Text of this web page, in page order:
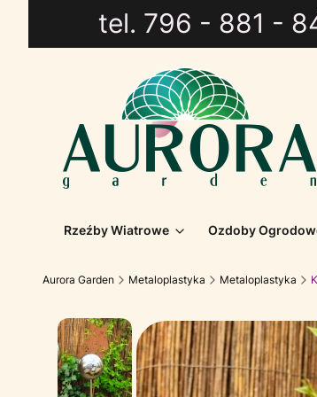
tel. 796 - 881 -
Rzeźby Wiatrowe Ozdoby
Aurora Garden Metaloplastyka Metaloplastyka